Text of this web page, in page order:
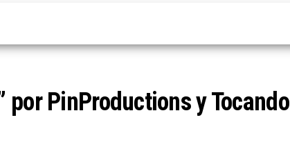
por PinProductions y Tocando